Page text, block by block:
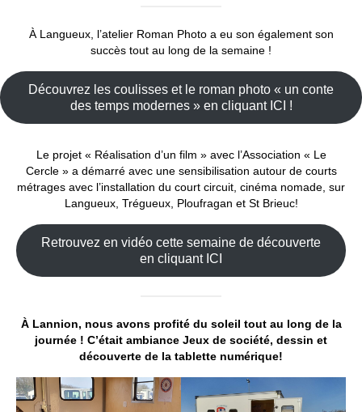
À Langueux, l’atelier Roman Photo a eu son également son
succès tout au long de la semaine !
Découvrez les coulisses et le roman photo « un conte
des temps modernes » en cliquant ICI !
Le projet « Réalisation d’un film » avec l’Association « Le
Cercle » a démarré avec une sensibilisation autour de courts
métrages avec l’installation du court circuit, cinéma nomade, sur
Langueux, Trégueux, Ploufragan et St Brieuc!
Retrouvez en vidéo cette semaine de découverte
en cliquant ICI
À Lannion, nous avons profité du soleil tout au long de la
journée ! C’était ambiance Jeux de société, dessin et
découverte de la tablette numérique!